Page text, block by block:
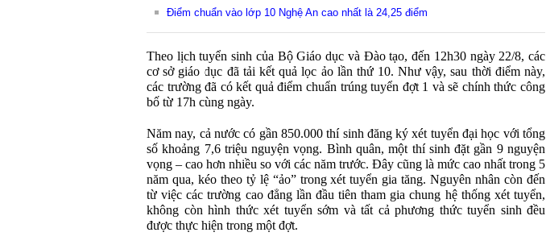
Điểm chuẩn vào lớp 10 Nghệ An cao nhất là 24,25 điểm
Theo lịch tuyển sinh của Bộ Giáo dục và Đào tạo, đến 12h30 ngày 22/8, các
cơ sở giáo dục đã tải kết quả lọc ảo lần thứ 10. Như vậy, sau thời điểm này,
các trường đã có kết quả điểm chuẩn trúng tuyển đợt 1 và sẽ chính thức công
bố từ 17h cùng ngày.
Năm nay, cả nước có gần 850.000 thí sinh đăng ký xét tuyển đại học với tổng
số khoảng 7,6 triệu nguyện vọng. Bình quân, một thí sinh đặt gần 9 nguyện
vọng – cao hơn nhiều so với các năm trước. Đây cũng là mức cao nhất trong 5
năm qua, kéo theo tỷ lệ “ảo” trong xét tuyển gia tăng. Nguyên nhân còn đến
từ việc các trường cao đẳng lần đầu tiên tham gia chung hệ thống xét tuyển,
không còn hình thức xét tuyển sớm và tất cả phương thức tuyển sinh đều
được thực hiện trong một đợt.